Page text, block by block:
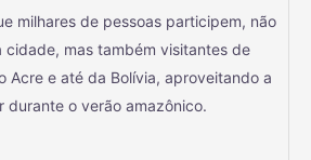
milhares de pessoas participem, não
cidade, mas também visitantes de
Acre e até da Bolívia, aproveitando a
durante o verão amazônico.